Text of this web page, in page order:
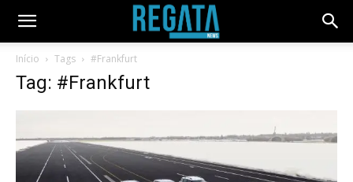
Início Tags #Frankfurt
Tag: #Frankfurt